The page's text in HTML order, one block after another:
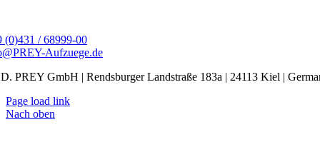
(0)431 / 68999-00
Aufzuege.de
PREY GmbH | Rendsburger Landstraße 183a | 24113 Kiel |
Page load link
Nach oben